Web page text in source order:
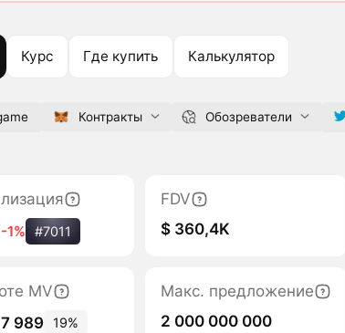
Курс Где купить Калькулятор
Контракты Обозреватели
-1% #7011
FDV
$ 360,4K
MV
989
19%
Макс. предложение
2 000 000 000